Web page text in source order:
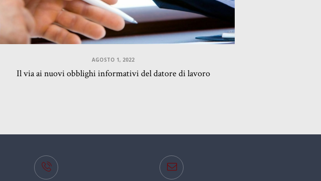
AGOSTO 1, 2022
Il via ai nuovi obblighi informativi del datore di lavoro